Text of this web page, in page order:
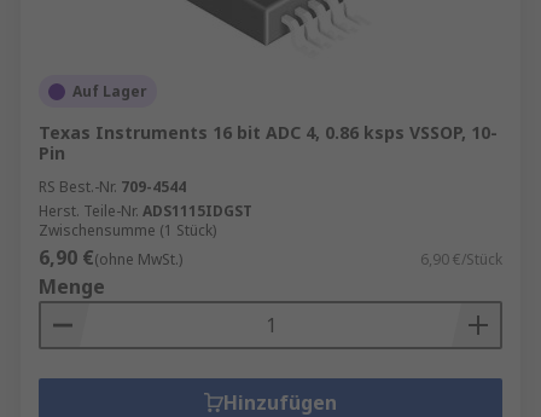
Auf Lager
Texas Instruments 16 bit ADC 4, 0.86 ksps VSSOP, 10-
Pin
RS Best.-Nr. 709-4544
Herst. Teile-Nr. ADS1115IDGST
Zwischensumme (1 Stück)
6,90 €(ohne MwSt.) 6,90 €/Stück
Menge
Hinzufügen